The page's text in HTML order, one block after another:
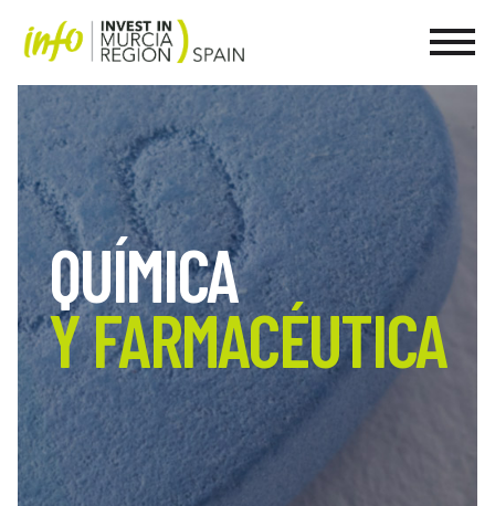
QUÍMICA
Y FARMACÉUTICA